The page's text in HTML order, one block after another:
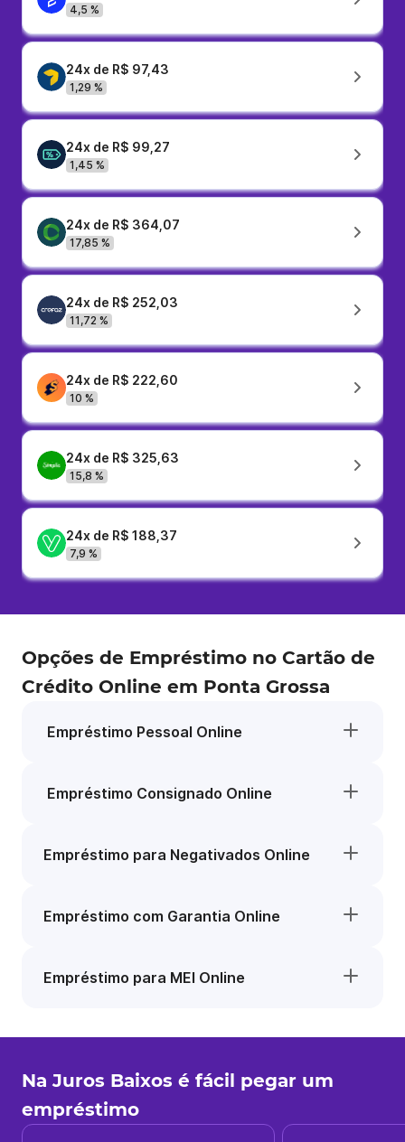
4,5 %
24x de R$ 97,43
1,29 %
24x de R$ 99,27
1,45 %
24x de R$ 364,07
17,85 %
24x de R$ 252,03
11,72 %
24x de R$ 222,60
10 %
24x de R$ 325,63
15,8 %
24x de R$ 188,37
7,9 %
Opções de Empréstimo no Cartão de
Crédito Online em Ponta Grossa
Empréstimo Pessoal Online
Empréstimo Consignado Online
Empréstimo para Negativados Online
Empréstimo com Garantia Online
Empréstimo para MEI Online
Na Juros Baixos é fácil pegar um
empréstimo